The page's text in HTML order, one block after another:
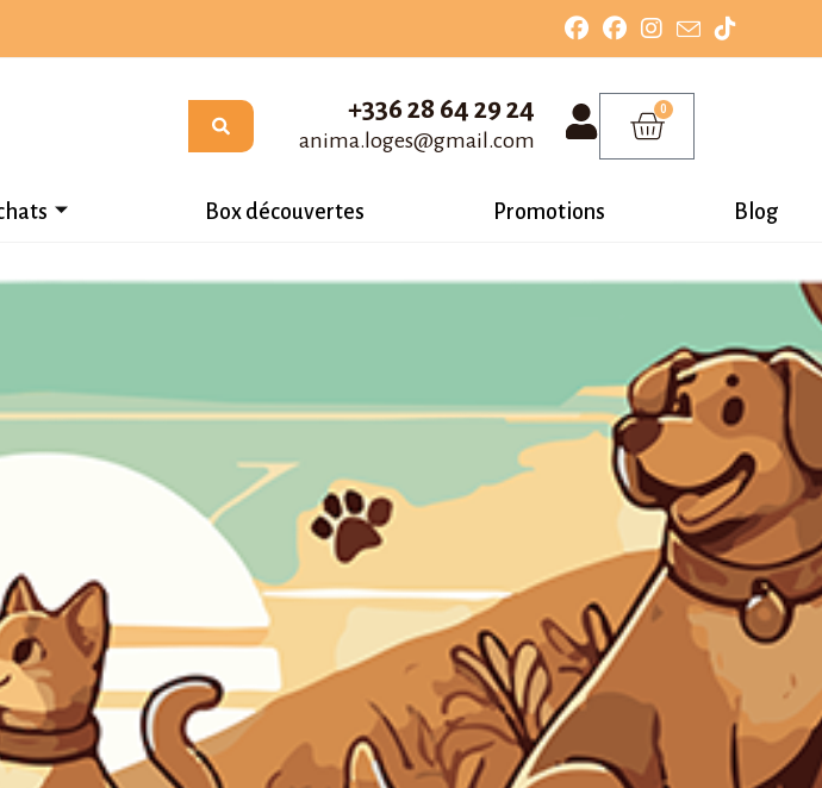
+336 28 64 29 24
anima.loges@gmail.com
0
Box découvertes Promotions Blog